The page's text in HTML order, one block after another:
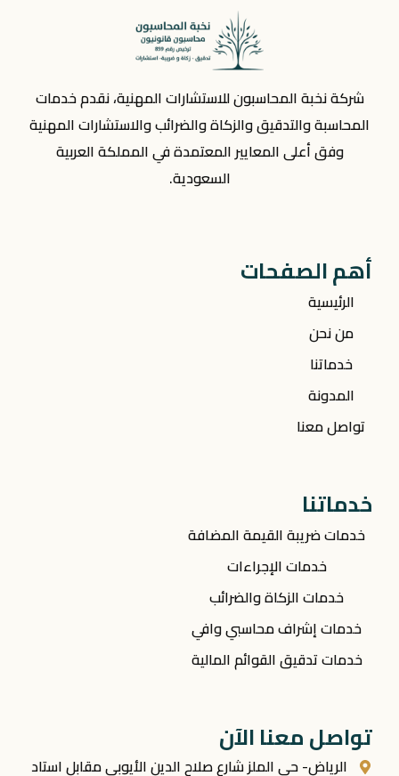
شركة نخبة المحاسبون للاستشارات المهنية، نقدم خدمات
المحاسبة والتدقيق والزكاة والضرائب والاستشارات المهنية
وفق أعلى المعايير المعتمدة في المملكة العربية
السعودية.
أهم الصفحات
الرئيسية
من نحن
خدماتنا
المدونة
تواصل معنا
خدماتنا
خدمات ضريبة القيمة المضافة
خدمات الإجراءات
خدمات الزكاة والضرائب
خدمات إشراف محاسبي وافي
خدمات تدقيق القوائم المالية
تواصل معنا الآن
الرياض- حي الملز شارع صلاح الدين الأيوبي مقابل استاد